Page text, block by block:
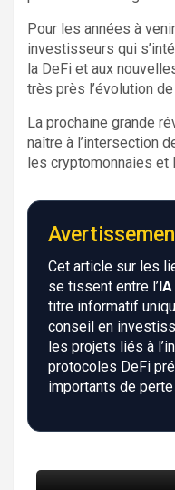
Pour les années à
investisseurs qui
la DeFi et aux
très près l’évolution
La prochaine grande
naître à l’intersection
les cryptomonnaies et
Cet article sur les
se tissent entre l’
titre informatif
conseil en
les projets liés à
protocoles DeFi
importants de